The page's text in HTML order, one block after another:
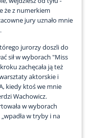
że z numerkiem
jury uznało mnie
jurorzy doszli do
sił w wyborach "Miss
zachęcała ją też
aktorskie i
kiedy ktoś we mnie
Wachowicz.
w wyborach
w tryby i na